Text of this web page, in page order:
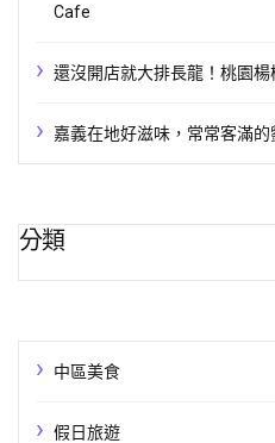
Cafe
還沒開店就大排長龍！桃園
嘉義在地好滋味，常常客滿的
分類
中區美食
假日旅遊